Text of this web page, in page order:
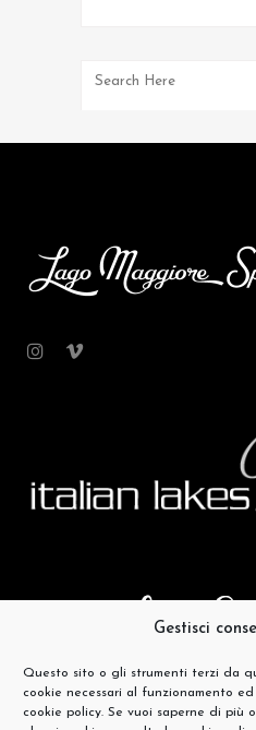
Gestisci
Questo sito o gli strumenti terzi da
cookie necessari al funzionamento
cookie policy. Se vuoi saperne di più